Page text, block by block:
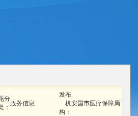
分
：
政务信息
发布
机
构：
安国市医疗保障局